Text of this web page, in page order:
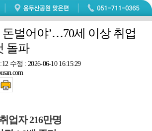
돈벌어야’…70세 이상 취업
돌파
수정 : 2026-06-10 16:15:29
업자 216만명